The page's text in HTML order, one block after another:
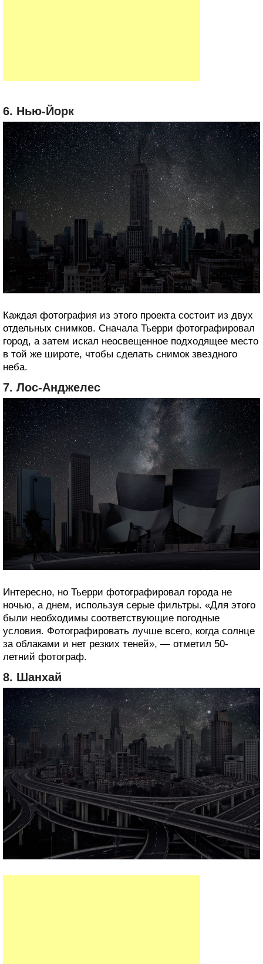
6. Нью-Йорк
Каждая фотография из этого проекта состоит из двух
отдельных снимков. Сначала Тьерри фотографировал
город, а затем искал неосвещенное подходящее место
в той же широте, чтобы сделать снимок звездного
неба.
7. Лос-Анджелес
Интересно, но Тьерри фотографировал города не
ночью, а днем, используя серые фильтры. «Для этого
были необходимы соответствующие погодные
условия. Фотографировать лучше всего, когда солнце
за облаками и нет резких теней», — отметил 50-
летний фотограф.
8. Шанхай